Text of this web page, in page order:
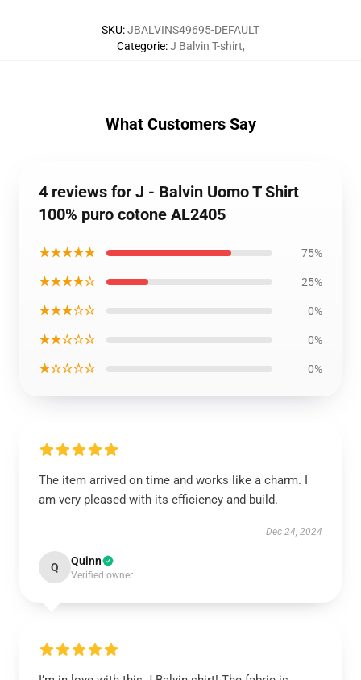
SKU:JBALVINS49695-DEFAULT
Categorie:J Balvin T-shirt,
What Customers Say
4 reviews for J - Balvin Uomo T Shirt
100% puro cotone AL2405
★★★★★ 75%
★★★★☆ 25%
★★★☆☆ 0%
★★☆☆☆ 0%
★☆☆☆☆ 0%
The item arrived on time and works like a charm. I
am very pleased with its efficiency and build.
Dec 24, 2024
Q Quinn
Verified owner